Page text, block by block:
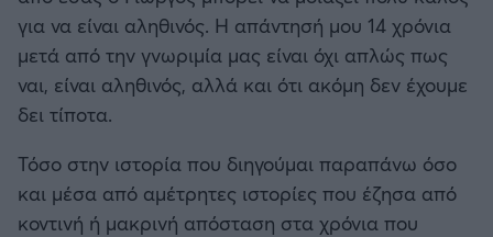
για να είναι αληθινός. Η απάντησή μου 14 χρόνια
μετά από την γνωριμία μας είναι όχι απλώς πως
ναι, είναι αληθινός, αλλά και ότι ακόμη δεν έχουμε
δει τίποτα.
Τόσο στην ιστορία που διηγούμαι παραπάνω όσο
και μέσα από αμέτρητες ιστορίες που έζησα από
κοντινή ή μακρινή απόσταση στα χρόνια που